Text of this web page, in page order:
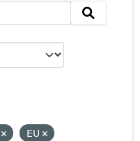
EU